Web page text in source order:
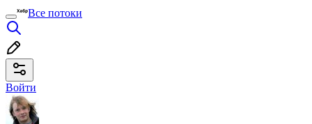
Все потоки
Войти